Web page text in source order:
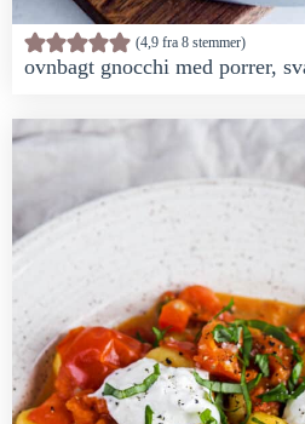
4,9fra 8stemmer
ovnbagt gnocchi med porrer,